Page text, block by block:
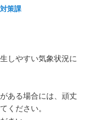
策課
しやすい気象状況に
ある場合には、頑丈
ください。